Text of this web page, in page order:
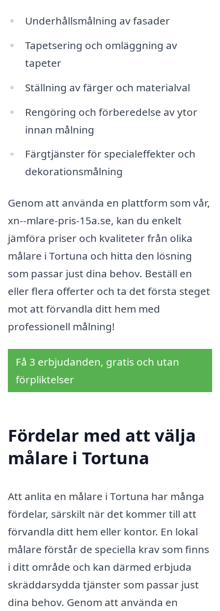
Underhållsmålning av fasader
Tapetsering och omläggning av
tapeter
Ställning av färger och materialval
Rengöring och förberedelse av ytor
innan målning
Färgtjänster för specialeffekter och
dekorationsmålning
Genom att använda en plattform som vår,
xn--mlare-pris-15a.se, kan du enkelt
jämföra priser och kvaliteter från olika
målare i Tortuna och hitta den lösning
som passar just dina behov. Beställ en
eller flera offerter och ta det första steget
mot att förvandla ditt hem med
professionell målning!
Få 3 erbjudanden, gratis och utan
förpliktelser
Fördelar med att välja
målare i Tortuna
Att anlita en målare i Tortuna har många
fördelar, särskilt när det kommer till att
förvandla ditt hem eller kontor. En lokal
målare förstår de speciella krav som finns
i ditt område och kan därmed erbjuda
skräddarsydda tjänster som passar just
dina behov. Genom att använda en